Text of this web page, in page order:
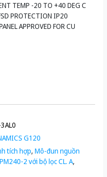
TEMP -20 TO +40 DEG C
PROTECTION IP20
APPROVED FOR CU
G120
tích hợp, Mô-đun nguồn
PM240-2 với bộ lọc CL. A,